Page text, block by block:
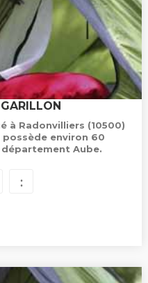
à Radonvilliers (10500)
environ 60
Aube.